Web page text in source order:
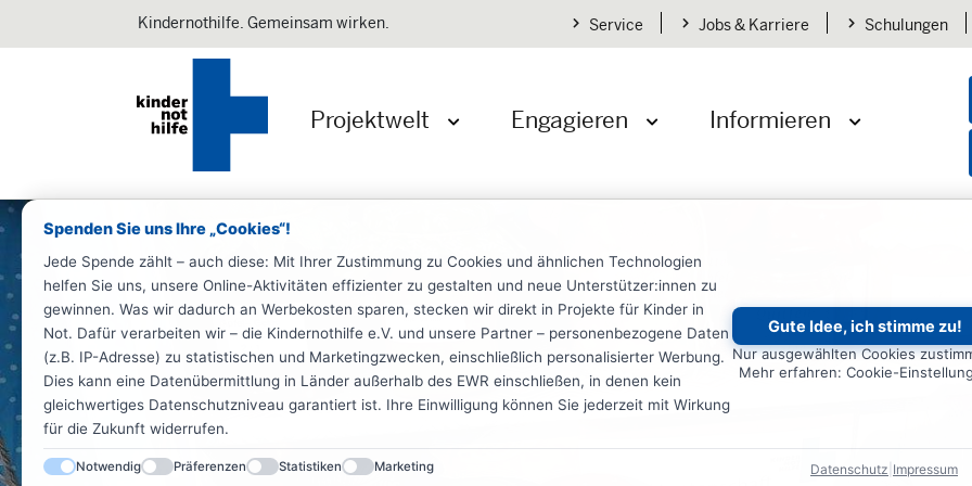
Spenden Sie uns Ihre „Cookies“!
Jede Spende zählt – auch diese: Mit Ihrer Zustimmung zu Cookies und ähnlichen Technologien
helfen Sie uns, unsere Online-Aktivitäten effizienter zu gestalten und neue Unterstützer:innen zu
gewinnen. Was wir dadurch an Werbekosten sparen, stecken wir direkt in Projekte für Kinder in
Not. Dafür verarbeiten wir – die Kindernothilfe e.V. und unsere Partner – personenbezogene Daten
(z.B. IP-Adresse) zu statistischen und Marketingzwecken, einschließlich personalisierter Werbung.
Dies kann eine Datenübermittlung in Länder außerhalb des EWR einschließen, in denen kein
gleichwertiges Datenschutzniveau garantiert ist. Ihre Einwilligung können Sie jederzeit mit Wirkung
für die Zukunft widerrufen.
Gute Idee, ich stimme zu!
Nur ausgewählten Cookies
Mehr erfahren: Cookie-
Notwendig Präferenzen Statistiken Marketing Datenschutz Impressum
Kindernothilfe. Gemeinsam wirken. Service Jobs & Karriere Schulungen
Projektwelt Engagieren Informieren